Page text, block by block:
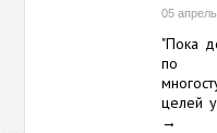
05
"Пока
по
целей
→